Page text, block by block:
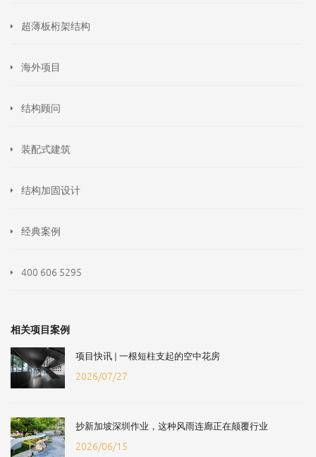
超薄板桁架结构
海外项目
结构顾问
装配式建筑
结构加固设计
经典案例
400 606 5295
相关项目案例
项目快讯 | 一根短柱支起的空中花房
2026/07/27
抄新加坡深圳作业，这种风雨连廊正在颠覆行业
2026/06/15